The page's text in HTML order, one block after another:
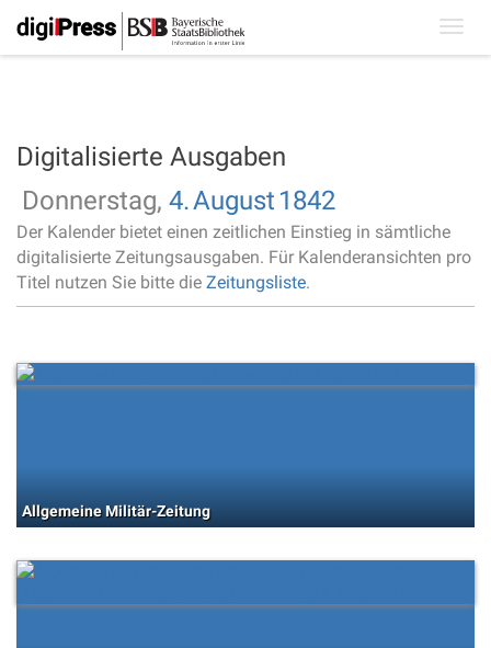
Digitalisierte Ausgaben
Donnerstag, 4.August 1842
Der Kalender bietet einen zeitlichen Einstieg in sämtliche
digitalisierte Zeitungsausgaben. Für Kalenderansichten pro
Titel nutzen Sie bitte die Zeitungsliste.
Allgemeine Militär-Zeitung